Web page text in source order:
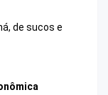
de sucos e